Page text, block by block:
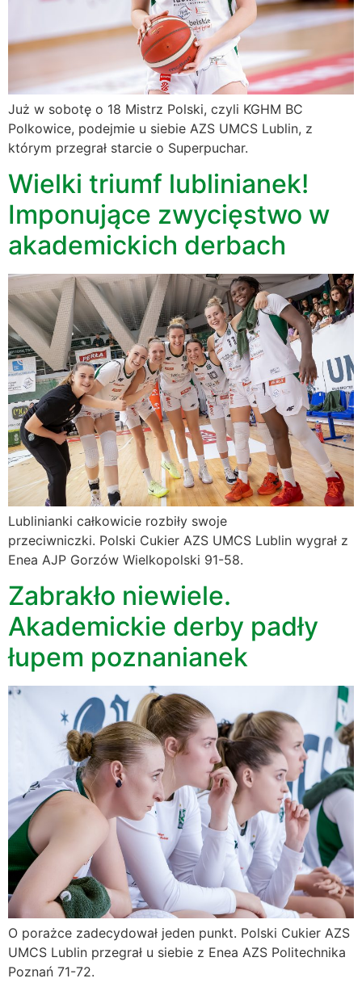
Już w sobotę o 18 Mistrz Polski, czyli KGHM BC
Polkowice, podejmie u siebie AZS UMCS Lublin, z
którym przegrał starcie o Superpuchar.
Wielki triumf lublinianek!
Imponujące zwycięstwo w
akademickich derbach
Lublinianki całkowicie rozbiły swoje
przeciwniczki. Polski Cukier AZS UMCS Lublin wygrał z
Enea AJP Gorzów Wielkopolski 91-58.
Zabrakło niewiele.
Akademickie derby padły
łupem poznanianek
O porażce zadecydował jeden punkt. Polski Cukier AZS
UMCS Lublin przegrał u siebie z Enea AZS Politechnika
Poznań 71-72.